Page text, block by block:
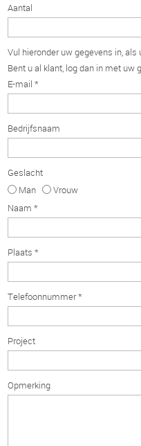
Aantal
Vul hieronder uw gegevens in, als
Bent u al klant, log dan in met uw
E-mail *
Bedrijfsnaam
Geslacht
Man
Vrouw
Naam *
Plaats *
Telefoonnummer *
Project
Opmerking